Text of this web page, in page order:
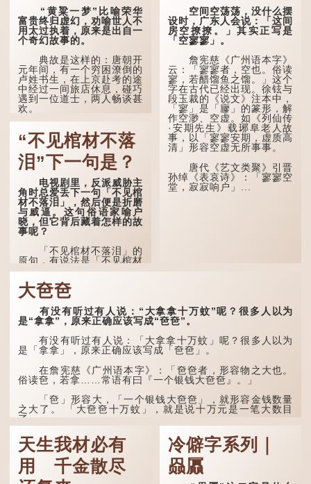
孔子在《论语·子罕》
也说：「知者不惑，仁者不
忧，勇者不惧。」「知」与
智慧的「智」相通，四十岁
的男人应已累积足够智慧，
不再对自己的人生感到困
惑、忧虑与恐惧。
到了五十岁，...
便是成人，但由于未达壮
年，所以又称「弱冠」。
《礼记·曲礼》明确记载：
「人生十年曰幼，学；二十
曰弱，冠；三十曰壮，有
室。」这说明三十岁...
“黄粱一梦”比喻荣华
富贵终归虚幻，劝喻世人不
用太过执着，原来是出自一
个奇幻故事的。
典故是这样的：唐朝开
元年间，有一个穷困潦倒的
卢姓书生，在上京赴考的途
中经过一间旅店休息，碰巧
遇到一位道士，两人畅谈甚
欢。
自己虽贵为读书人，但一直
未能考取功名，仍然贫困，
感到十分落泊。于是，道士
拿出一个青瓷枕头，让卢姓
书生睡一睡，便能满足他希
望得到荣华富贵的愿望。
这时，...
“不见棺材不落
泪”下一句是？
电视剧里，反派威胁主
角时总爱丢下一句「不见棺
材不落泪」，然后便是折磨
与威逼。这句俗语家喻户
晓，但它背后藏着怎样的故
事呢？
「不见棺材不落泪」的
原句，有说法是「不见棺材
不下泪」或「不见亲棺不下
泪」，出自明朝兰陵笑笑生
所著的《金瓶梅词话》第九
十八回。原意是指人未亲眼
见到亲人棺木，便不会真正
感到悲伤；后来引申为比喻
人执迷不悟，不到彻底失
败，便不肯罢休。
许多人对这上半句耳熟
能详，但它其实还有下半句
——「不到黄河心不死」...
空间空荡荡，没什么摆
设时，广东人会说：「这间
房空撩撩。」其实正写是
「空寥寥」。
詹宪慈《广州语本字》
云：「寥寥者，空也。俗读
寥，若醋馏鱼之馏。」这个
字在古代已经出现。徐铉与
段玉裁的《说文》注本中，
「寥」是「廫」的篆形，解
作空渺、空虚。如《列仙传
·安期先生》载琊阜老人故
事，以「寥寥安期，虚质高
清」形容空虚无所事事。
唐代《艺文类聚》引晋
孙绰《表哀诗》：「寥寥空
堂，寂寂响户」...
大夿夿
有没有听过有人说：“大拿拿十万蚊”呢？很多人以为
是“拿拿”，原来正确应该写成“夿夿”。
有没有听过有人说：「大拿拿十万蚊」呢？很多人以为
是「拿拿」，原来正确应该写成「夿夿」。
在詹宪慈《广州语本字》：「夿夿者，形容物之大也。
俗读夿，若拿……常语有曰『一个银钱大夿夿』。」
「夿」形​​容大，「一个银钱大夿夿」，就形容金钱数量
之大了。 「大夿夿十万蚊」，就是说十万元是一笔大数目
了。...
天生我材必有
用 千金散尽
冷僻字系列｜
赑屭